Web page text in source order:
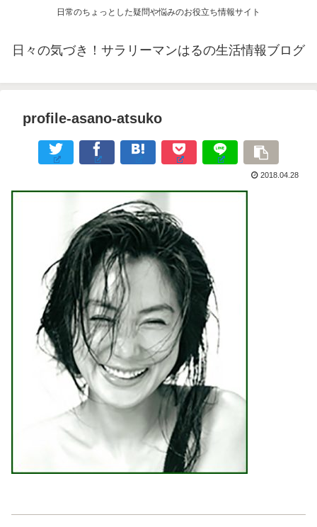
日常のちょっとした疑問や悩みのお役立ち情報サイト
日々の気づき！サラリーマンはるの生活情報ブログ
profile-asano-atsuko
2018.04.28